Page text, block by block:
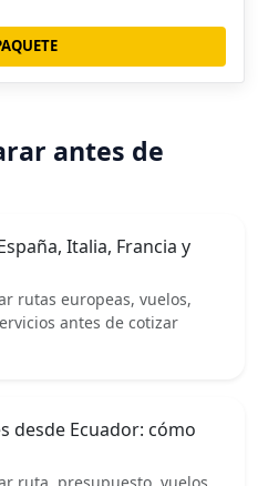
antes de
Italia, Francia y
rutas europeas, vuelos,
antes de cotizar
desde Ecuador: cómo